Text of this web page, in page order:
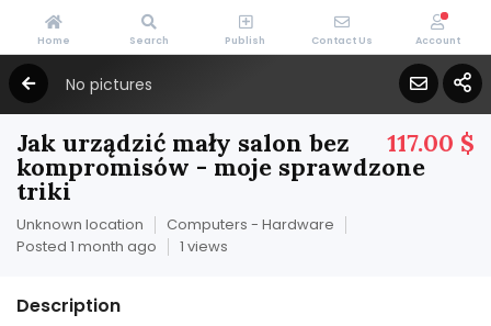
No pictures
117.00 $
Jak urządzić mały salon bez
kompromisów - moje sprawdzone
triki
Unknown location
Computers - Hardware
Posted 1 month ago
1 views
Description
Home Search Publish Contact Us Account